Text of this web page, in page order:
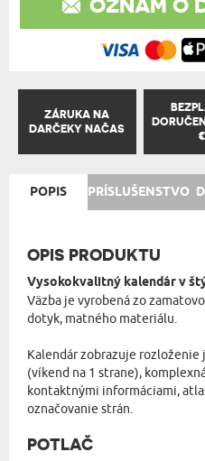
ZÁRUKA NA
DARČEKY NAČAS
€
POPIS PRÍSLUŠENSTVO
OPIS PRODUKTU
Vysokokvalitný kalendár v
Väzba je vyrobená zo
dotyk, matného materiálu.
Kalendár zobrazuje
(víkend na 1 strane),
kontaktnými informáciami,
označovanie strán.
POTLAČ